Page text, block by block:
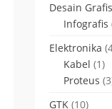
Desain Grafis
Infografis
Elektronika
Kabel (1)
Proteus
GTK (10)